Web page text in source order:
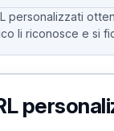
personalizzati
li riconosce e si